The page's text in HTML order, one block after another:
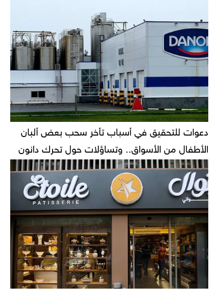
دعوات للتحقيق في أسباب تأخر سحب بعض ألبان
الأطفال من الأسواق.. وتساؤلات حول تحرك دانون